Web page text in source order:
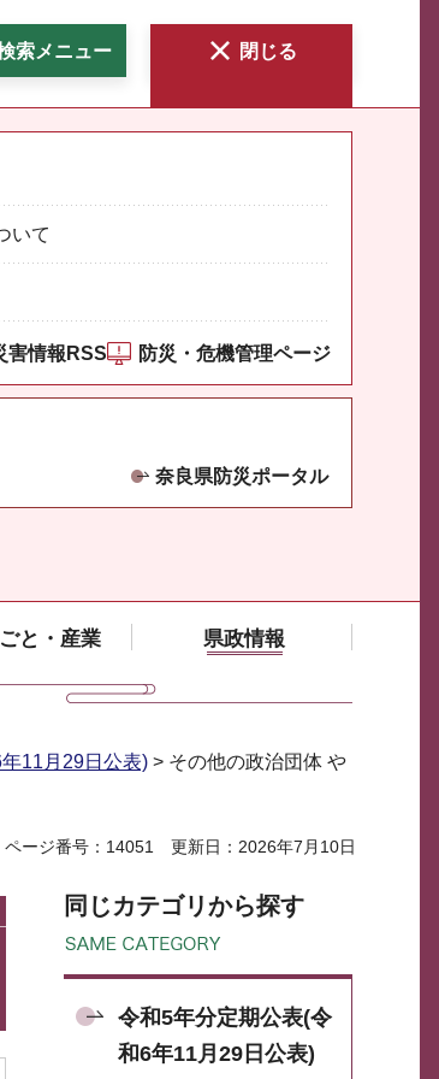
索メニュー 閉じる
いて
害情報RSS 防災・危機管理ページ
奈良県防災ポータル
と・産業 県政情報
11月29日公表) > その他の政治団体 や
ページ番号：14051 更新日：2026年7月10日
同じカテゴリから探す
令和5年分定期公表(令
和6年11月29日公表)